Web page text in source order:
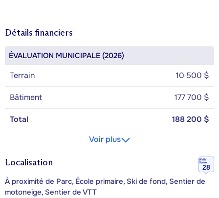
Détails financiers
ÉVALUATION MUNICIPALE (2026)
Terrain 10 500 $
Bâtiment 177 700 $
Total
188 200 $
Voir plus
Localisation
Walk
Score
28
À proximité de Parc, École primaire, Ski de fond, Sentier de
motoneige, Sentier de VTT